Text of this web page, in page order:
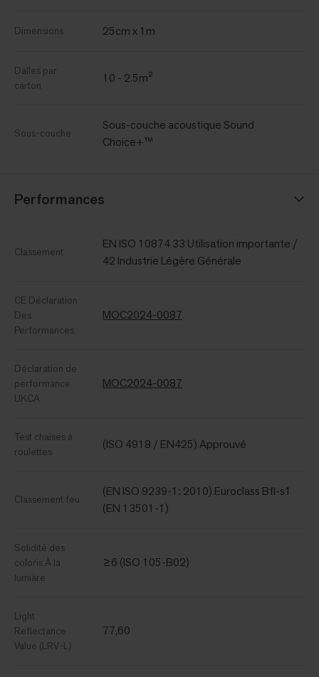
Dimensions 25cm x 1m
Dalles par
carton
10 - 2.5m²
Sous-couche
Sous-couche acoustique Sound
Choice+™
Performances
Classement
EN ISO 10874 33 Utilisation importante /
42 Industrie Légère Générale
CE Déclaration
Des
Performances
MOC2024-0087
Déclaration de
performance
UKCA
MOC2024-0087
Test chaises à
roulettes
(ISO 4918 / EN425) Approuvé
Classement feu
(EN ISO 9239-1: 2010) Euroclass Bfl-s1
(EN 13501-1)
Solidité des
coloris À la
lumiàre
≥6 (ISO 105-B02)
Light
Reflectance
Value (LRV-L)
77,60